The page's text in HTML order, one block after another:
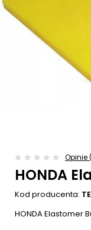
Opinie
HONDA
Kod producenta:
HONDA Elastomer